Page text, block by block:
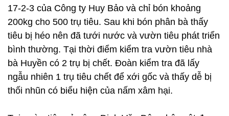
17-2-3 của Công ty Huy Bảo và chỉ bón khoảng
200kg cho 500 trụ tiêu. Sau khi bón phân bà thấy
tiêu bị héo nên đã tưới nước và vườn tiêu phát triển
bình thường. Tại thời điểm kiểm tra vườn tiêu nhà
bà Huyền có 2 trụ bị chết. Đoàn kiểm tra đã lấy
ngẫu nhiên 1 trụ tiêu chết để xới gốc và thấy dễ bị
thối nhũn có biểu hiện của nấm xâm hại.